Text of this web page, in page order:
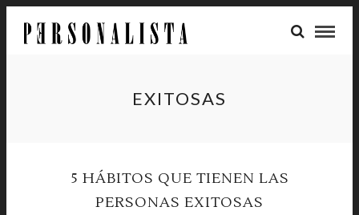
EXITOSAS
5 HÁBITOS QUE TIENEN LAS
PERSONAS EXITOSAS